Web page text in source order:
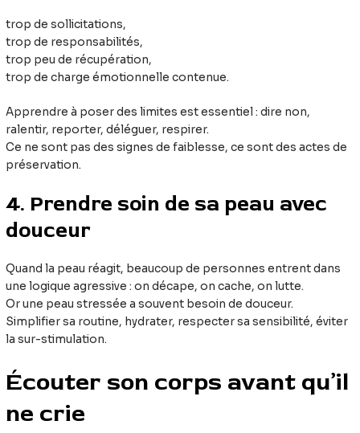
trop de sollicitations,
trop de responsabilités,
trop peu de récupération,
trop de charge émotionnelle contenue.
Apprendre à poser des limites est essentiel : dire non,
ralentir, reporter, déléguer, respirer.
Ce ne sont pas des signes de faiblesse, ce sont des actes de
préservation.
4. Prendre soin de sa peau avec
douceur
Quand la peau réagit, beaucoup de personnes entrent dans
une logique agressive : on décape, on cache, on lutte.
Or une peau stressée a souvent besoin de douceur.
Simplifier sa routine, hydrater, respecter sa sensibilité, éviter
la sur-stimulation.
Écouter son corps avant qu’il
ne crie